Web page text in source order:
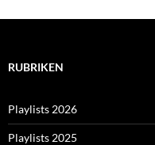
RUBRIKEN
Playlists 2026
Playlists 2025